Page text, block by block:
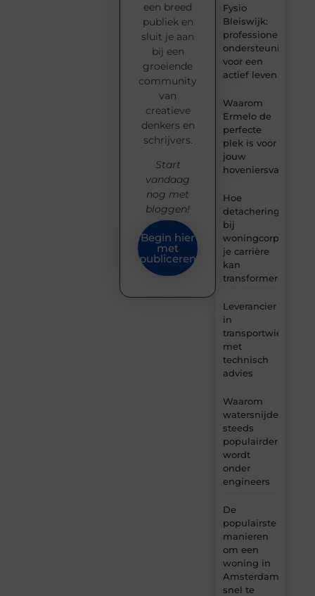
Fysio
Bleiswijk:
professionele
ondersteuning
voor een
actief leven
Waarom
Ermelo de
perfecte
plek is voor
jouw
Hoe
detachering
bij
woningcorporaties
je carrière
kan
transformeren
Leverancier
in
transportwielen
met
technisch
advies
Waarom
watersnijden
steeds
populairder
wordt
onder
engineers
De
populairste
manieren
om een
woning in
Amsterdam
snel te
een breed
publiek en
sluit je aan
bij een
groeiende
community
van
creatieve
denkers en
schrijvers.
Start
vandaag
nog met
bloggen!
Begin hier
met
publiceren